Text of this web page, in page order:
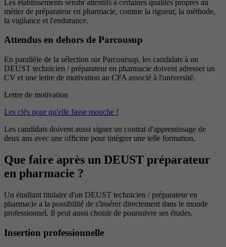
Les établissements serobr attentifs à certaines qualités propres au
métier de préparateur en pharmacie, comme la rigueur, la méthode,
la vigilance et l'endurance.
Attendus en dehors de Parcousup
En parallèle de la sélection sur Parcoursup, les candidats à un
DEUST technicien / préparateur en pharmacie doivent adresser un
CV et une lettre de motivation au CFA associé à l'université.
Lettre de motivation
Les clés pour qu'elle fasse mouche !
Les candidats doivent aussi signer un contrat d'apprentissage de
deux ans avec une officine pour intégrer une telle formation.
Que faire après un DEUST préparateur
en pharmacie ?
Un étudiant titulaire d'un DEUST technicien / préparateur en
pharmacie a la possibilité de s'insérer directement dans le monde
professionnel. Il peut aussi choisir de poursuivre ses études.
Insertion professionnelle